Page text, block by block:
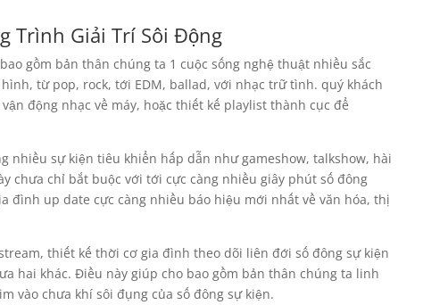
Trình Giải Trí Sôi Động
gồm bản thân chúng ta 1 cuộc sống nghệ thuật nhiều sắc
từ pop, rock, tới EDM, ballad, với nhạc trữ tình. quý khách
động nhạc về máy, hoặc thiết kế playlist thành cục để
nhiều sự kiện tiêu khiển hấp dẫn như gameshow, talkshow, hài
chưa chỉ bắt buộc với tới cực càng nhiều giây phút số đông
đình up date cực càng nhiều báo hiệu mới nhất về văn hóa, thị
thiết kế thời cơ gia đình theo dõi liên đới số đông sự kiện
hai khác. Điều này giúp cho bao gồm bản thân chúng ta linh
vào chưa khí sôi đụng của số đông sự kiện.